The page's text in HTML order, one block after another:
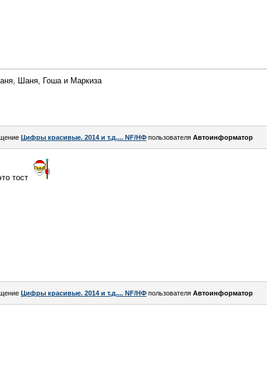
Шаня, Гоша и Маркиза
Цифры красивые. 2014 и т.д.... NF/НФ пользователя Автоинформатор
тост
Цифры красивые. 2014 и т.д.... NF/НФ пользователя Автоинформатор